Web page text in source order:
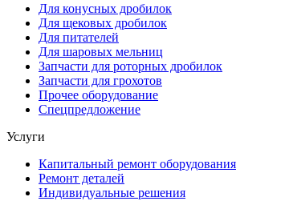
Для конусных дробилок
Для щековых дробилок
Для питателей
Для шаровых мельниц
Запчасти для роторных дробилок
Запчасти для грохотов
Прочее оборудование
Спецпредложение
Услуги
Капитальный ремонт оборудования
Ремонт деталей
Индивидуальные решения